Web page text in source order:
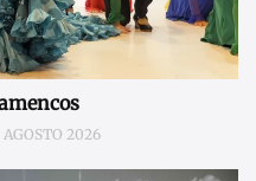
2026